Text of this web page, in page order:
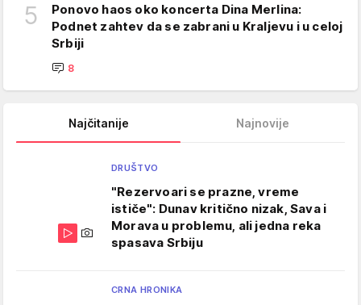
5
Ponovo haos oko koncerta Dina Merlina:
Podnet zahtev da se zabrani u Kraljevu i u celoj
Srbiji
8
Najčitanije Najnovije
DRUŠTVO
"Rezervoari se prazne, vreme
ističe": Dunav kritično nizak, Sava i
Morava u problemu, ali jedna reka
spasava Srbiju
CRNA HRONIKA